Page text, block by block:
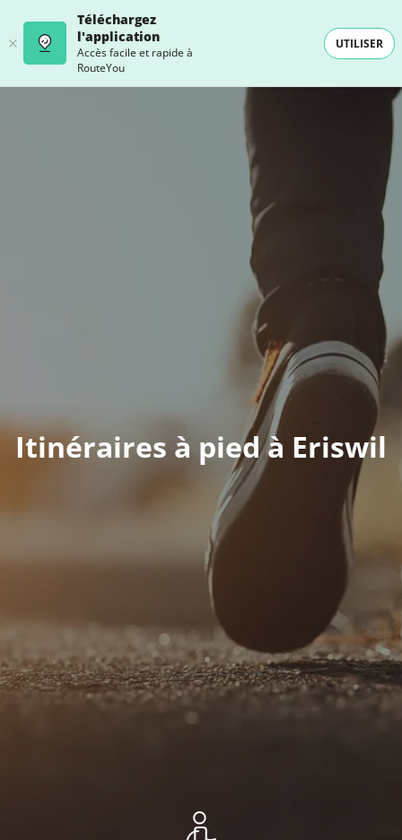
Téléchargez
l'application
Accès facile et rapide à
RouteYou
UTILISER
Itinéraires à pied à Eriswil